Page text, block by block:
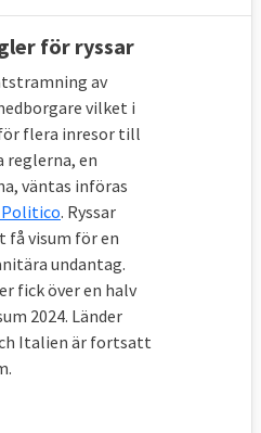
för ryssar
av
vilket i
flera inresor till
reglerna, en
väntas införas
. Ryssar
få visum för en
undantag.
fick över en halv
2024. Länder
Italien är fortsatt